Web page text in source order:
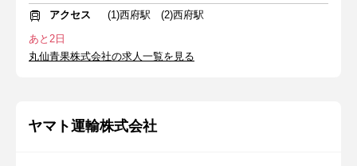
アクセス
(1)西府駅 (2)西府駅
あと2日
丸仙青果株式会社の求人一覧を見る
ヤマト運輸株式会社